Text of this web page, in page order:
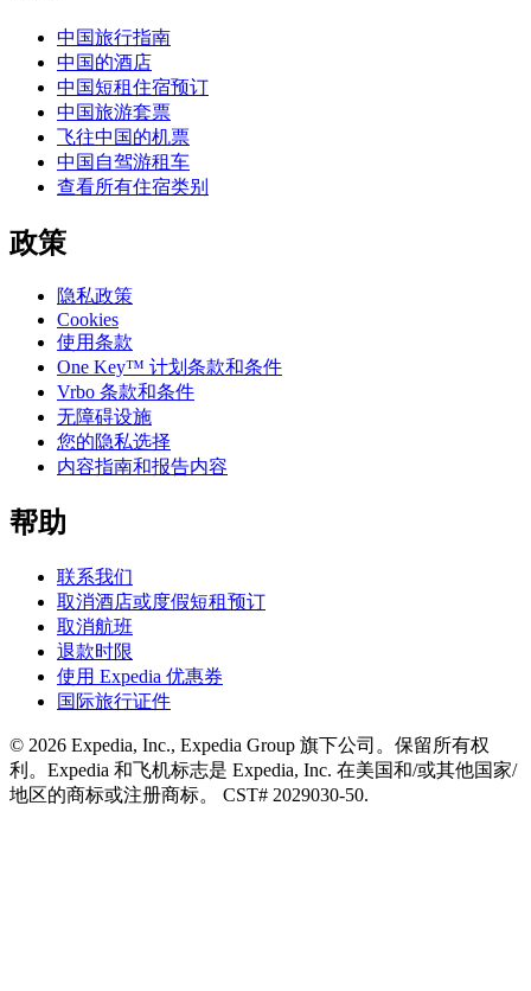
中国旅行指南
中国的酒店
中国短租住宿预订
中国旅游套票
飞往中国的机票
中国自驾游租车
查看所有住宿类别
政策
隐私政策
Cookies
使用条款
One Key™ 计划条款和条件
Vrbo 条款和条件
无障碍设施
您的隐私选择
内容指南和报告内容
帮助
联系我们
取消酒店或度假短租预订
取消航班
退款时限
使用 Expedia 优惠券
国际旅行证件
© 2026 Expedia, Inc., Expedia Group 旗下公司。保留所有权
利。Expedia 和飞机标志是 Expedia, Inc. 在美国和/或其他国家/
地区的商标或注册商标。 CST# 2029030-50.